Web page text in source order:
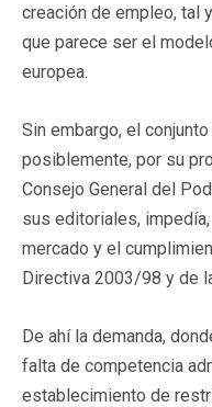
creación de empleo, tal
que parece ser el
europea.
Sin embargo, el
posiblemente, por su
Consejo General del
sus editoriales,
mercado y el
Directiva 2003/98 y de
De ahí la demanda,
falta de competencia
establecimiento de